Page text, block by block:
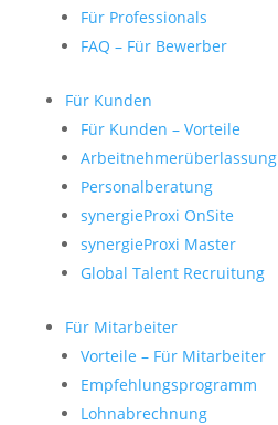
Für Professionals
FAQ – Für Bewerber
Für Kunden
Für Kunden – Vorteile
Arbeitnehmerüberlassung
Personalberatung
synergieProxi OnSite
synergieProxi Master
Global Talent Recruitung
Für Mitarbeiter
Vorteile – Für Mitarbeiter
Empfehlungsprogramm
Lohnabrechnung